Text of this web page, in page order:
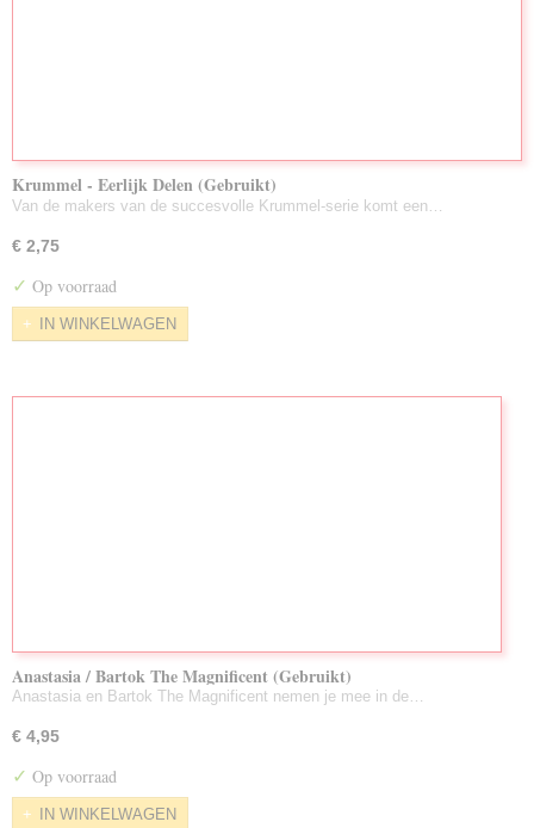
Krummel - Eerlijk Delen (Gebruikt)
Van de makers van de succesvolle Krummel-serie komt een…
€ 2,75
✓ Op voorraad
IN WINKELWAGEN
Anastasia / Bartok The Magnificent (Gebruikt)
Anastasia en Bartok The Magnificent nemen je mee in de…
€ 4,95
✓ Op voorraad
IN WINKELWAGEN